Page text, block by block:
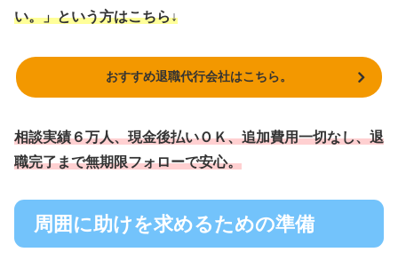
い。」という方はこちら↓
おすすめ退職代行会社はこちら。
相談実績６万人、現金後払いＯＫ、追加費用一切なし、退
職完了まで無期限フォローで安心。
周囲に助けを求めるための準備